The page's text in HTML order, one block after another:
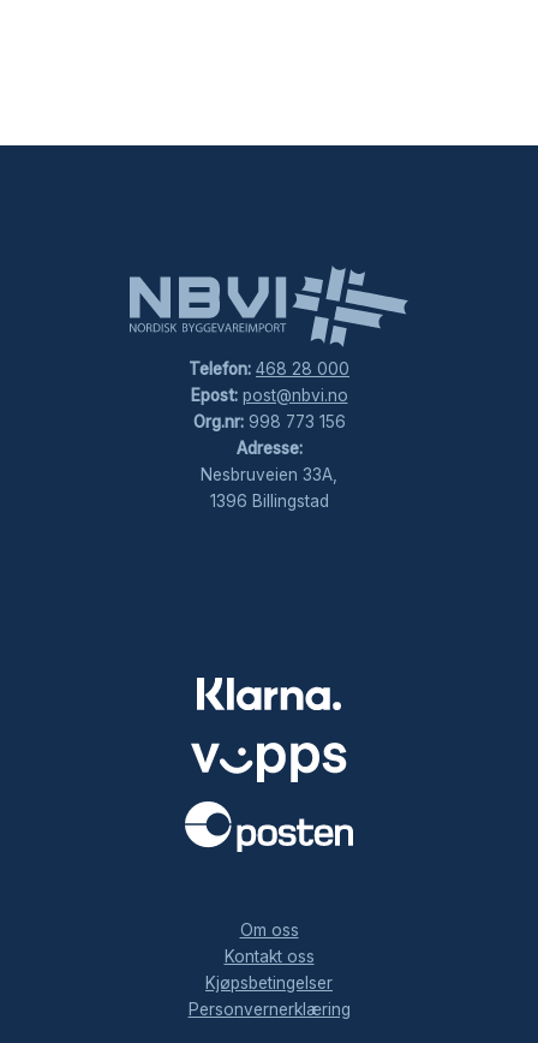
Telefon: 468 28 000
Epost: post@nbvi.no
Org.nr:998 773 156
Adresse:
Nesbruveien 33A,
1396 Billingstad
Om oss
Kontakt oss
Kjøpsbetingelser
Personvernerklæring